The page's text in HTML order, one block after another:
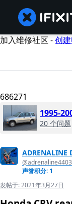
加入维修社区 -创
686271
1995-
20 个问题
ADRENALINE
声誉积分: 1
发帖于:2021年3月27日